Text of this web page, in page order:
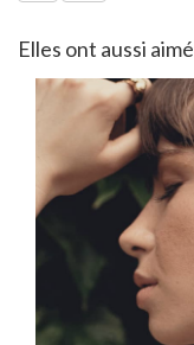
Elles ont aussi aimé